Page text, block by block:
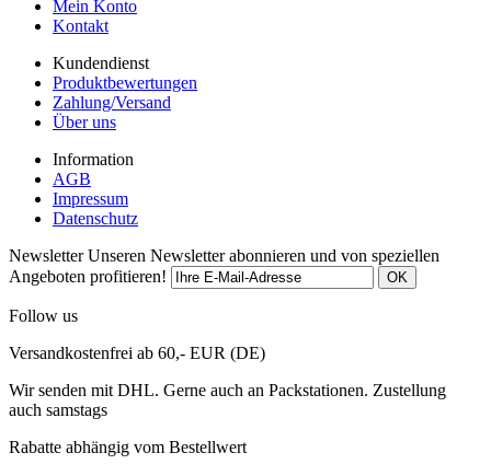
Mein Konto
Kontakt
Kundendienst
Produktbewertungen
Zahlung/Versand
Über uns
Information
AGB
Impressum
Datenschutz
Newsletter Unseren Newsletter abonnieren und von speziellen
Angeboten profitieren!
Follow us
Versandkostenfrei ab 60,- EUR (DE)
Wir senden mit DHL. Gerne auch an Packstationen. Zustellung
auch samstags
Rabatte abhängig vom Bestellwert